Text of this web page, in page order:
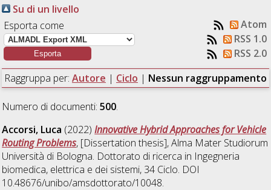
Su di un livello
Esporta come
Atom
RSS 1.0
RSS 2.0
Raggruppa per: Autore | Ciclo | Nessun raggruppamento
Numero di documenti:500.
Accorsi, Luca (2022)Innovative Hybrid Approaches for Vehicle
Routing Problems, [Dissertation thesis], Alma Mater Studiorum
Università di Bologna. Dottorato di ricerca in Ingegneria
biomedica, elettrica e dei sistemi, 34 Ciclo. DOI
10.48676/unibo/amsdottorato/10048.